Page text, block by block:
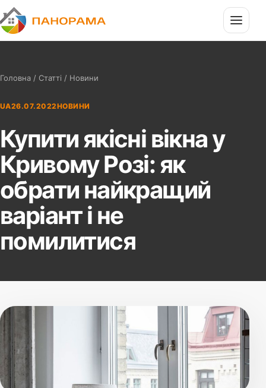
П
Панорама
Головна / Статті / Новини
UA26.07.2022НОВИНИ
Купити якісні вікна у
Кривому Розі: як
обрати найкращий
варіант і не
помилитися